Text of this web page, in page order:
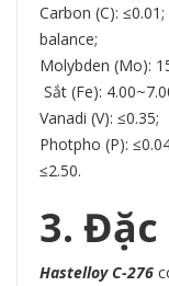
Carbon (C):
balance;
Molybden (Mo):
Sắt (Fe):
Vanadi (V):
Photpho (P):
≤2.50.
3.
Hastelloy C-276